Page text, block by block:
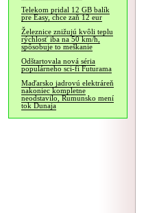
Telekom pridal 12 GB balík
pre Easy, chce zaň 12 eur
Železnice znižujú kvôli teplu
rýchlosť iba na 50 km/h,
spôsobuje to meškanie
Odštartovala nová séria
populárneho sci-fi Futurama
Maďarsko jadrovú elektráreň
nakoniec kompletne
neodstavilo, Rumunsko mení
tok Dunaja